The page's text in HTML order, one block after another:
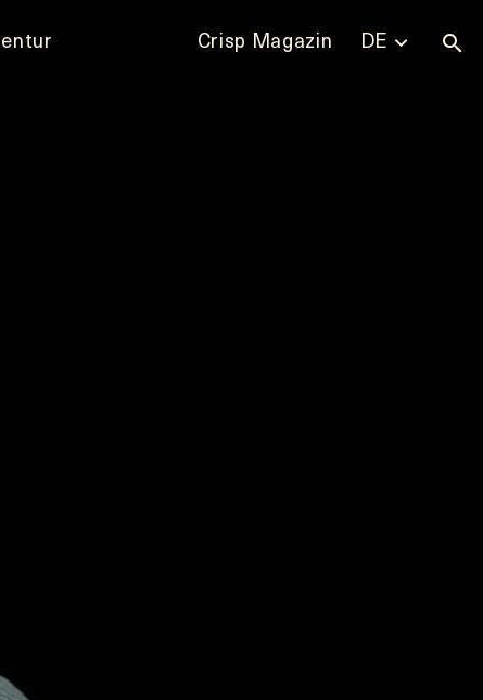
Crisp Magazin DE